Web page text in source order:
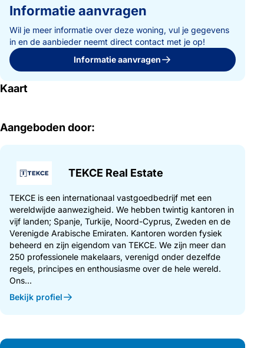
Informatie aanvragen
Wil je meer informatie over deze woning, vul je gegevens
in en de aanbieder neemt direct contact met je op!
Informatie aanvragen
Kaart
Aangeboden door:
TEKCE Real Estate
TEKCE is een internationaal vastgoedbedrijf met een
wereldwijde aanwezigheid. We hebben twintig kantoren in
vijf landen; Spanje, Turkije, Noord-Cyprus, Zweden en de
Verenigde Arabische Emiraten. Kantoren worden fysiek
beheerd en zijn eigendom van TEKCE. We zijn meer dan
250 professionele makelaars, verenigd onder dezelfde
regels, principes en enthousiasme over de hele wereld.
Ons...
Bekijk profiel